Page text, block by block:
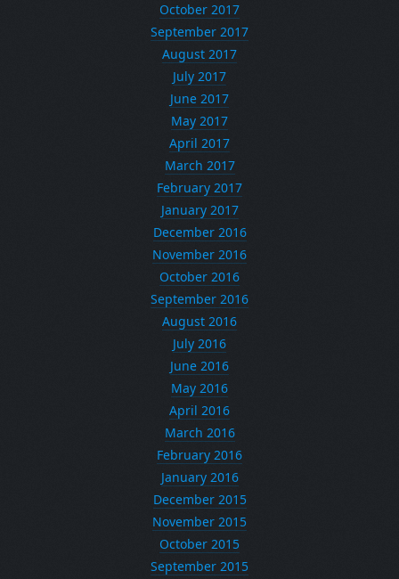
October 2017
September 2017
August 2017
July 2017
June 2017
May 2017
April 2017
March 2017
February 2017
January 2017
December 2016
November 2016
October 2016
September 2016
August 2016
July 2016
June 2016
May 2016
April 2016
March 2016
February 2016
January 2016
December 2015
November 2015
October 2015
September 2015